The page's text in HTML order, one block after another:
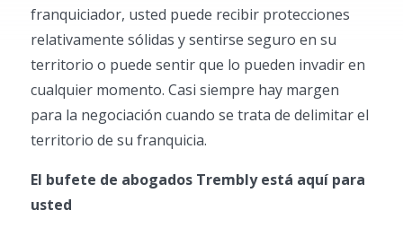
franquiciador, usted puede recibir protecciones
relativamente sólidas y sentirse seguro en su
territorio o puede sentir que lo pueden invadir en
cualquier momento. Casi siempre hay margen
para la negociación cuando se trata de delimitar el
territorio de su franquicia.
El bufete de abogados Trembly está aquí para
usted